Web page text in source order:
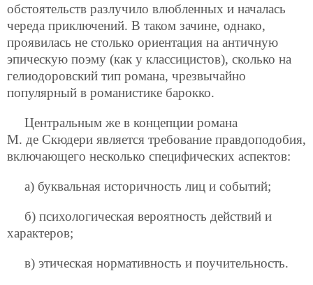
обстоятельств разлучило влюбленных и началась
череда приключений. В таком зачине, однако,
проявилась не столько ориентация на античную
эпическую поэму (как у классицистов), сколько на
гелиодоровский тип романа, чрезвычайно
популярный в романистике барокко.
Центральным же в концепции романа
М. де Скюдери является требование правдоподобия,
включающего несколько специфических аспектов:
а) буквальная историчность лиц и событий;
б) психологическая вероятность действий и
характеров;
в) этическая нормативность и поучительность.